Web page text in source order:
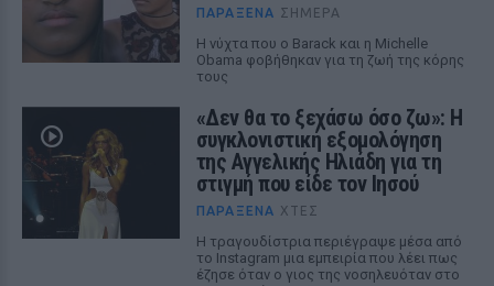
ΠΑΡΆΞΕΝΑ ΣΉΜΕΡΑ
Η νύχτα που ο Barack και η Michelle
Obama φοβήθηκαν για τη ζωή της κόρης
τους
«Δεν θα το ξεχάσω όσο ζω»: Η
συγκλονιστική εξομολόγηση
της Αγγελικής Ηλιάδη για τη
στιγμή που είδε τον Ιησού
ΠΑΡΆΞΕΝΑ ΧΤΕΣ
Η τραγουδίστρια περιέγραψε μέσα από
το Instagram μια εμπειρία που λέει πως
έζησε όταν ο γιος της νοσηλευόταν στο